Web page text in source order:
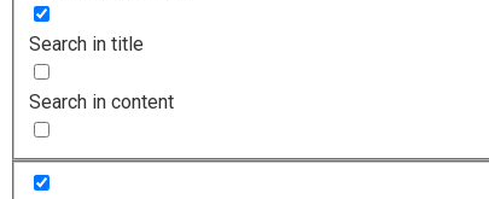
Search in title
Search in content